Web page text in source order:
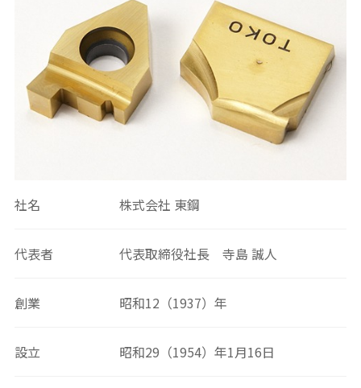
社名 株式会社 東鋼
代表者 代表取締役社長 寺島 誠人
創業 昭和12（1937）年
設立 昭和29（1954）年1月16日